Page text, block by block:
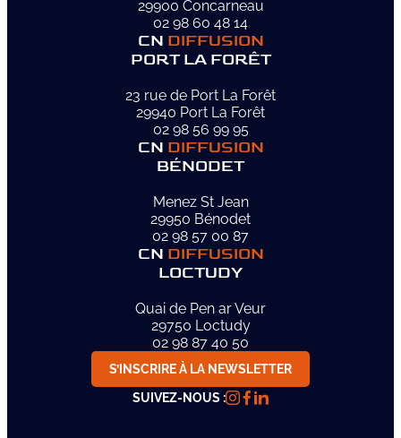
29900 Concarneau
02 98 60 48 14
CN DIFFUSION
PORT LA FORÊT
23 rue de Port La Forêt
29940 Port La Forêt
02 98 56 99 95
CN DIFFUSION
BÉNODET
Menez St Jean
29950 Bénodet
02 98 57 00 87
CN DIFFUSION
LOCTUDY
Quai de Pen ar Veur
29750 Loctudy
02 98 87 40 50
S’INSCRIRE À LA NEWSLETTER
SUIVEZ-NOUS :